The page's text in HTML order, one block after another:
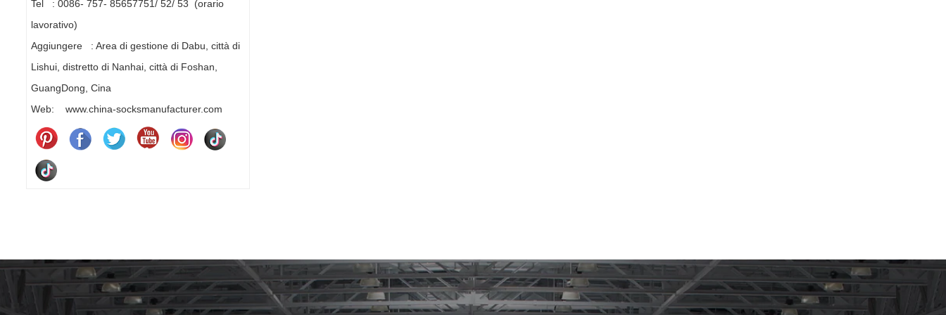
Tel : 0086- 757- 85657751/ 52/ 53 (orario
lavorativo)
Aggiungere : Area di gestione di Dabu, città di
Lishui, distretto di Nanhai, città di Foshan,
GuangDong, Cina
Web: www.china-socksmanufacturer.com